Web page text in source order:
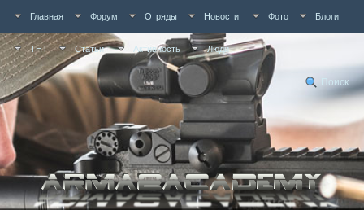
Главная Форум Отряды Новости Фото Блоги
ТНТ Статьи Активность Люди
Поиск